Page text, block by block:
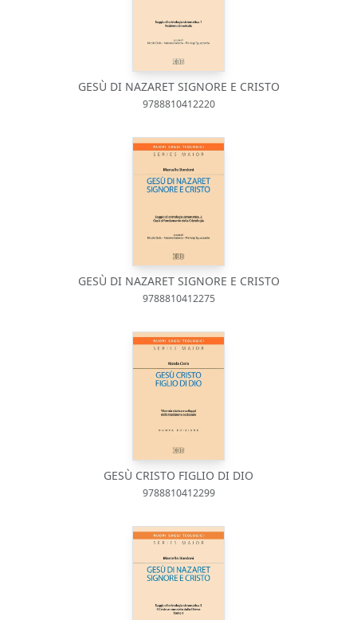
GESÙ DI NAZARET SIGNORE E CRISTO
9788810412220
GESÙ DI NAZARET SIGNORE E CRISTO
9788810412275
GESÙ CRISTO FIGLIO DI DIO
9788810412299